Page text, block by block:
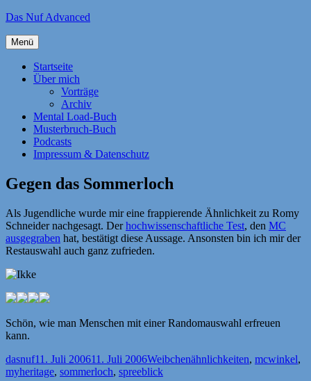
Zum
springen
Das Nuf Advanced
Menü
Startseite
Über mich
Vorträge
Archiv
Mental Load-Buch
Musterbruch-Buch
Podcasts
Impressum & Datenschutz
Gegen das Sommerloch
Als Jugendliche wurde mir eine frappierende Ähnlichkeit zu Romy
Schneider nachgesagt. Derhochwissenschaftliche Test, den MC
ausgegraben hat, bestätigt diese Aussage. Ansonsten bin ich mir der
Restauswahl auch ganz zufrieden.
Schön, wie man Menschen mit einer Randomauswahl erfreuen
kann.
Autor
dasnufVeröffentlicht
am
11. Juli 200611. Juli 2006Kategorien
WeibchenSchlagwörter
ähnlichkeiten, mcwinkel,
myheritage, sommerloch, spreeblick